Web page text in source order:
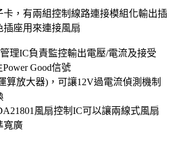
卡，有兩組控制線路連接模組化輸出插
插座用來連接風扇
理IC負責監控輸出電壓/電流及接受
Good信號
算放大器)，可讓12V過電流偵測機制
風扇控制IC可以讓兩線式風扇
寬廣